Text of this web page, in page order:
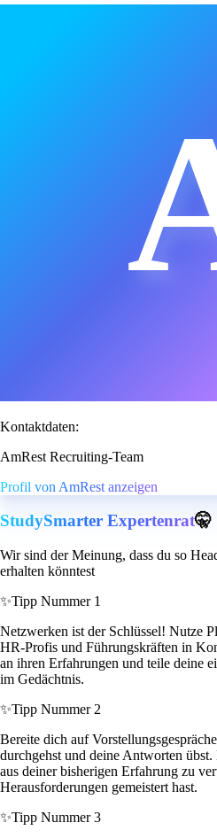
Kontaktdaten:
AmRest Recruiting-Team
Profil von AmRest anzeigen
StudySmarter Expertenrat🤫
Wir sind der Meinung, dass du so
erhalten könntest
✨Tipp Nummer 1
Netzwerken ist der Schlüssel! Nutze
HR-Profis und Führungskräften in
an ihren Erfahrungen und teile deine
im Gedächtnis.
✨Tipp Nummer 2
Bereite dich auf
durchgehst und deine Antworten
aus deiner bisherigen Erfahrung zu
Herausforderungen gemeistert hast.
✨Tipp Nummer 3